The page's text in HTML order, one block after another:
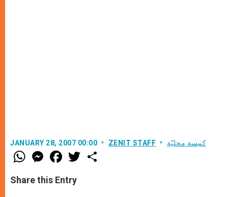
JANUARY 28, 2007 00:00 ZENIT STAFF كنيسة محليّة
W
h
t
s
M
e
s
e
F
a
e
b
w
Share this Entry